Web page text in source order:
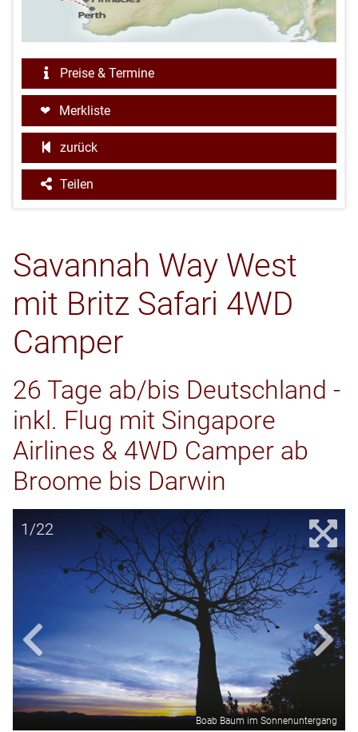
Preise & Termine
Merkliste
zurück
Teilen
Savannah Way West
mit Britz Safari 4WD
Camper
26 Tage ab/bis Deutschland -
inkl. Flug mit Singapore
Airlines & 4WD Camper ab
Broome bis Darwin
1/22
Boab Baum im Sonnenuntergang